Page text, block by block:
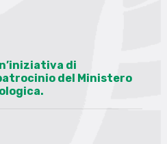
di
del Ministero